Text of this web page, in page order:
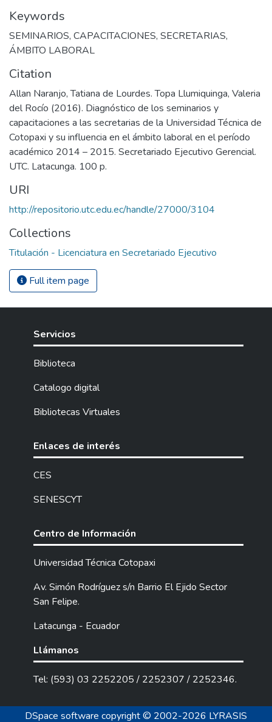
Keywords
SEMINARIOS, CAPACITACIONES, SECRETARIAS,
ÁMBITO LABORAL
Citation
Allan Naranjo, Tatiana de Lourdes. Topa Llumiquinga, Valeria
del Rocío (2016). Diagnóstico de los seminarios y
capacitaciones a las secretarias de la Universidad Técnica de
Cotopaxi y su influencia en el ámbito laboral en el período
académico 2014 – 2015. Secretariado Ejecutivo Gerencial.
UTC. Latacunga. 100 p.
URI
http://repositorio.utc.edu.ec/handle/27000/3104
Collections
Titulación - Licenciatura en Secretariado Ejecutivo
Full item page
Servicios
Biblioteca
Catalogo digital
Bibliotecas Virtuales
Enlaces de interés
CES
SENESCYT
Centro de Información
Universidad Técnica Cotopaxi
Av. Simón Rodríguez s/n Barrio El Ejido Sector
San Felipe.
Latacunga - Ecuador
Llámanos
Tel: (593) 03 2252205 / 2252307 / 2252346.
DSpace software copyright © 2002-2026 LYRASIS